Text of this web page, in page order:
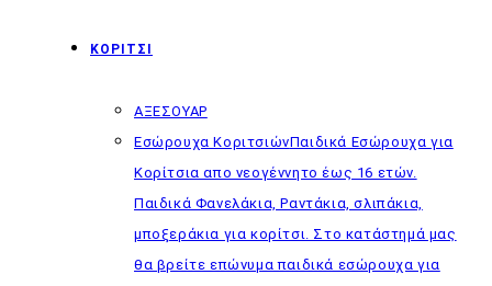
ΚΟΡΙΤΣΙ
ΑΞΕΣΟΥΑΡ
Εσώρουχα ΚοριτσιώνΠαιδικά Εσώρουχα για
Κορίτσια απο νεογέννητο έως 16 ετών.
Παιδικά Φανελάκια, Ραντάκια, σλιπάκια,
μποξεράκια για κορίτσι. Στο κατάστημά μας
θα βρείτε επώνυμα παιδικά εσώρουχα για